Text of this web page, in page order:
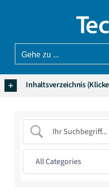
Gehe zu ...
Inhaltsverzeichnis